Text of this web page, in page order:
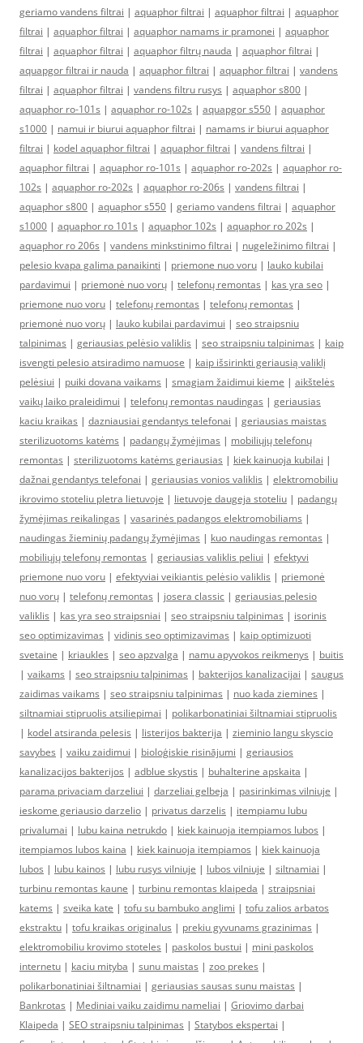
geriamo vandens filtrai | aquaphor filtrai | aquaphor filtrai | aquaphor
filtrai | aquaphor filtrai | aquaphor namams ir pramonei | aquaphor
filtrai | aquaphor filtrai | aquaphor filtrų nauda | aquaphor filtrai |
aquapgor filtrai ir nauda | aquaphor filtrai | aquaphor filtrai | vandens
filtrai | aquaphor filtrai | vandens filtru rusys | aquaphor s800 |
aquaphor ro-101s | aquaphor ro-102s | aquapgor s550 | aquaphor
s1000 | namui ir biurui aquaphor filtrai | namams ir biurui aquaphor
filtrai | kodel aquaphor filtrai | aquaphor filtrai | vandens filtrai |
aquaphor filtrai | aquaphor ro-101s | aquaphor ro-202s | aquaphor ro-
102s | aquaphor ro-202s | aquaphor ro-206s | vandens filtrai |
aquaphor s800 | aquaphor s550 | geriamo vandens filtrai | aquaphor
s1000 | aquaphor ro 101s | aquaphor 102s | aquaphor ro 202s |
aquaphor ro 206s | vandens minkstinimo filtrai | nugeležinimo filtrai |
pelesio kvapa galima panaikinti | priemone nuo voru | lauko kubilai
pardavimui | priemonė nuo vorų | telefonų remontas | kas yra seo |
priemone nuo voru | telefonų remontas | telefonų remontas |
priemonė nuo vorų | lauko kubilai pardavimui | seo straipsniu
talpinimas | geriausias pelėsio valiklis | seo straipsniu talpinimas | kaip
isvengti pelesio atsiradimo namuose | kaip išsirinkti geriausią valiklį
pelėsiui | puiki dovana vaikams | smagiam žaidimui kieme | aikštelės
vaikų laiko praleidimui | telefonų remontas naudingas | geriausias
kaciu kraikas | dazniausiai gendantys telefonai | geriausias maistas
sterilizuotoms katėms | padangų žymėjimas | mobiliųjų telefonų
remontas | sterilizuotoms katėms geriausias | kiek kainuoja kubilai |
dažnai gendantys telefonai | geriausias vonios valiklis | elektromobiliu
ikrovimo stoteliu pletra lietuvoje | lietuvoje daugeja stoteliu | padangų
žymėjimas reikalingas | vasarinės padangos elektromobiliams |
naudingas žieminių padangų žymėjimas | kuo naudingas remontas |
mobiliųjų telefonų remontas | geriausias valiklis peliui | efektyvi
priemone nuo voru | efektyviai veikiantis pelėsio valiklis | priemonė
nuo vorų | telefonų remontas | josera classic | geriausias pelesio
valiklis | kas yra seo straipsniai | seo straipsniu talpinimas | isorinis
seo optimizavimas | vidinis seo optimizavimas | kaip optimizuoti
svetaine | kriaukles | seo apzvalga | namu apyvokos reikmenys | buitis
| vaikams | seo straipsniu talpinimas | bakterijos kanalizacijai | saugus
zaidimas vaikams | seo straipsniu talpinimas | nuo kada ziemines |
siltnamiai stipruolis atsiliepimai | polikarbonatiniai šiltnamiai stipruolis
| kodel atsiranda pelesis | listerijos bakterija | zieminio langu skyscio
savybes | vaiku zaidimui | bioloģiskie risinājumi | geriausios
kanalizacijos bakterijos | adblue skystis | buhalterine apskaita |
parama privaciam darzeliui | darzeliai gelbeja | pasirinkimas vilniuje |
ieskome geriausio darzelio | privatus darzelis | itempiamu lubu
privalumai | lubu kaina netrukdo | kiek kainuoja itempiamos lubos |
itempiamos lubos kaina | kiek kainuoja itempiamos | kiek kainuoja
lubos | lubu kainos | lubu rusys vilniuje | lubos vilniuje | siltnamiai |
turbinu remontas kaune | turbinu remontas klaipeda | straipsniai
katems | sveika kate | tofu su bambuko anglimi | tofu zalios arbatos
ekstraktu | tofu kraikas originalus | prekiu gyvunams grazinimas |
elektromobiliu krovimo stoteles | paskolos bustui | mini paskolos
internetu | kaciu mityba | sunu maistas | zoo prekes |
polikarbonatiniai šiltnamiai | geriausias sausas sunu maistas |
Bankrotas | Mediniai vaiku zaidimu nameliai | Griovimo darbai
Klaipeda | SEO straipsniu talpinimas | Statybos ekspertai |